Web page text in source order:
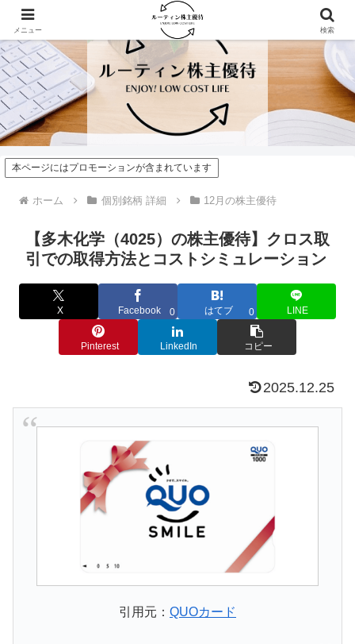
本ページにはプロモーションが含まれています
ホーム 個別銘柄 詳細 12月の株主優待
【多木化学（4025）の株主優待】クロス取
引での取得方法とコストシミュレーション
X Facebook 0 はてブ 0 LINE
Pinterest LinkedIn コピー
2025.12.25
引用元： QUOカード
メニュー 検索